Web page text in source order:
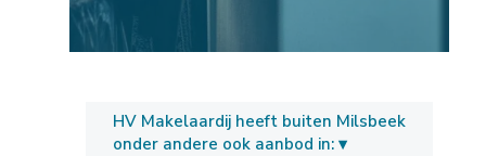
HV Makelaardij heeft buiten Milsbeek
onder andere ook aanbod in: ▾